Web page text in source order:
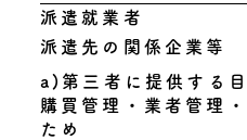
派遣就業者
派遣先の関係企業等
a)第三者に提供する
購買管理・業者管理
ため